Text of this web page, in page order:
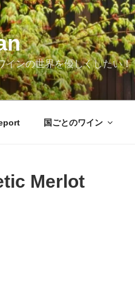
インの世界を優しくしたい！
国ごとのワイン
Merlot